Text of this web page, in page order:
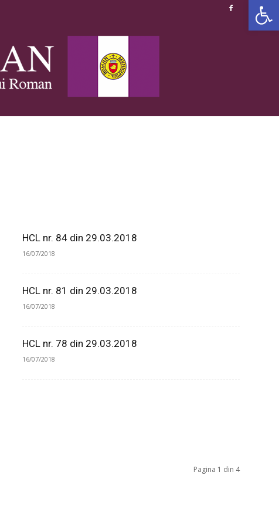
HCL nr. 84 din 29.03.2018
16/07/2018
HCL nr. 81 din 29.03.2018
16/07/2018
HCL nr. 78 din 29.03.2018
16/07/2018
Pagina 1 din 4